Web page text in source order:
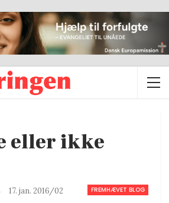
eller ikke
FREMHÆVET BLOG
17. jan. 2016/02